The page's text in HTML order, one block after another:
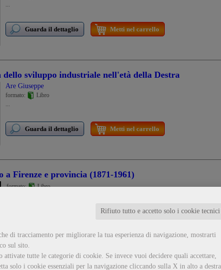
Rifiuto tutto e accetto solo i cookie tecnici
di tracciamento per migliorare la tua esperienza di navigazione, mostrarti
sul sito.
tutte le categorie di cookie. Se invece vuoi decidere quali accettare,
solo i cookie essenziali per la navigazione cliccando sulla X in alto a destra.
...
Guarda il dettaglio Metti nel carrello
sviluppo industriale nell'età della Destra
Are Giuseppe
formato:
Libro
...
Guarda il dettaglio Metti nel carrello
a Firenze e provincia (1871-1961)
formato:
Libro